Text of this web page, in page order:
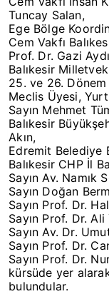
Tuncay Salan,
Ege Bölge
Cem Vakfı
Prof. Dr. Gazi
Balıkesir
25. ve 26.
Meclis Üyesi, Yurt
Sayın Mehmet
Balıkesir
Akın,
Edremit Belediye
Balıkesir CHP İl
Sayın Av. Namık
Sayın Doğan
Sayın Prof. Dr.
Sayın Prof. Dr. Ali
Sayın Av. Dr.
Sayın Prof. Dr.
Sayın Prof. Dr.
kürsüde yer
bulundular.